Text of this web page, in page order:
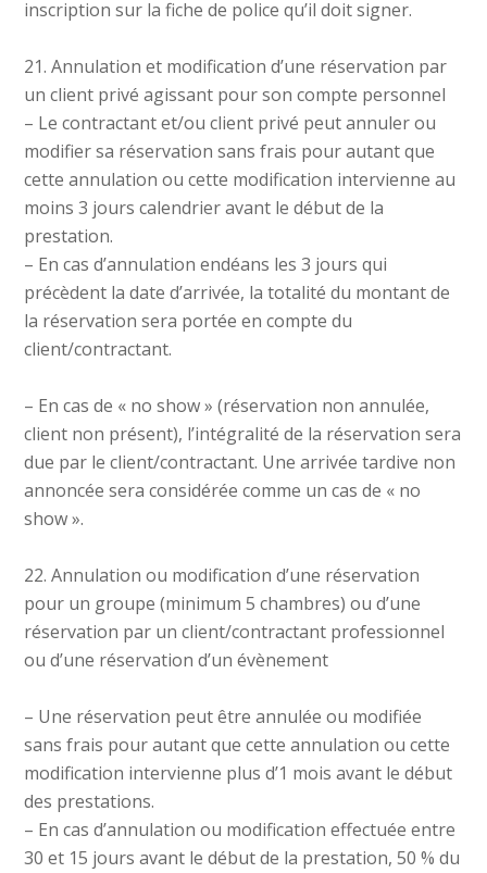
inscription sur la fiche de police qu’il doit signer.
21. Annulation et modification d’une réservation par
un client privé agissant pour son compte personnel
– Le contractant et/ou client privé peut annuler ou
modifier sa réservation sans frais pour autant que
cette annulation ou cette modification intervienne au
moins 3 jours calendrier avant le début de la
prestation.
– En cas d’annulation endéans les 3 jours qui
précèdent la date d’arrivée, la totalité du montant de
la réservation sera portée en compte du
client/contractant.
– En cas de « no show » (réservation non annulée,
client non présent), l’intégralité de la réservation sera
due par le client/contractant. Une arrivée tardive non
annoncée sera considérée comme un cas de « no
show ».
22. Annulation ou modification d’une réservation
pour un groupe (minimum 5 chambres) ou d’une
réservation par un client/contractant professionnel
ou d’une réservation d’un évènement
– Une réservation peut être annulée ou modifiée
sans frais pour autant que cette annulation ou cette
modification intervienne plus d’1 mois avant le début
des prestations.
– En cas d’annulation ou modification effectuée entre
30 et 15 jours avant le début de la prestation, 50 % du